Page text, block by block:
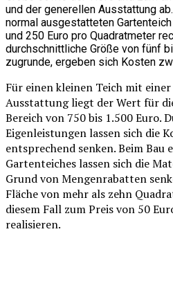
und der generellen Ausstattung
normal ausgestatteten
und 250 Euro pro Quadratmeter
durchschnittliche Größe von fünf
zugrunde, ergeben sich Kosten
Für einen kleinen Teich mit
Ausstattung liegt der Wert für
Bereich von 750 bis 1.500 Euro.
Eigenleistungen lassen sich die
entsprechend senken. Beim Bau
Gartenteiches lassen sich die
Grund von Mengenrabatten
Fläche von mehr als zehn
diesem Fall zum Preis von 50
realisieren.